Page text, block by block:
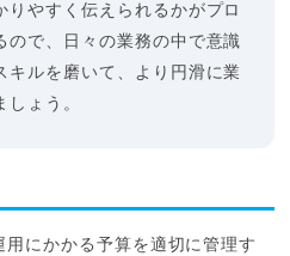
やすく伝えられるかがプロ
ので、日々の業務の中で意識
キルを磨いて、より円滑に業
ょう。
にかかる予算を適切に管理す